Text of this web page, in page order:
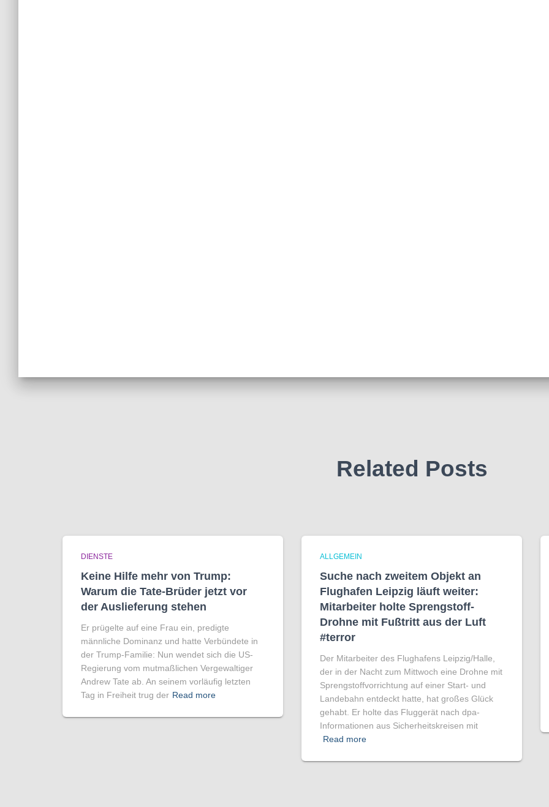
Related Posts
DIENSTE
Keine Hilfe mehr von Trump:
Warum die Tate-Brüder jetzt vor
der Auslieferung stehen
Er prügelte auf eine Frau ein, predigte
männliche Dominanz und hatte Verbündete in
der Trump-Familie: Nun wendet sich die US-
Regierung vom mutmaßlichen Vergewaltiger
Andrew Tate ab. An seinem vorläufig letzten
Tag in Freiheit trug der Read more
ALLGEMEIN
Suche nach zweitem Objekt an
Flughafen Leipzig läuft weiter:
Mitarbeiter holte Sprengstoff-
Drohne mit Fußtritt aus der Luft
#terror
Der Mitarbeiter des Flughafens Leipzig/Halle,
der in der Nacht zum Mittwoch eine Drohne mit
Sprengstoffvorrichtung auf einer Start- und
Landebahn entdeckt hatte, hat großes Glück
gehabt. Er holte das Fluggerät nach dpa-
Informationen aus Sicherheitskreisen mit
Read more